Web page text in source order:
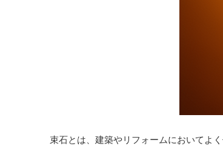
束石とは、建築やリフォームにおいてよ